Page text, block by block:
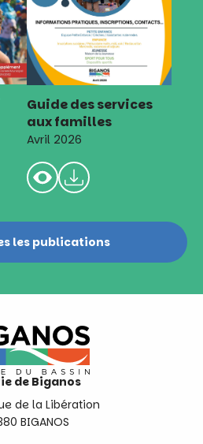
Guide des services
aux familles
Avril 2026
les publications
de Biganos
de la Libération
BIGANOS